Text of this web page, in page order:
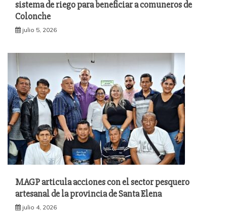
sistema de riego para beneficiar a comuneros de
Colonche
julio 5, 2026
MAGP articula acciones con el sector pesquero
artesanal de la provincia de Santa Elena
julio 4, 2026